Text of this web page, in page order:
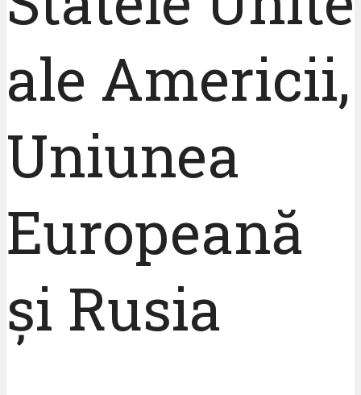
ale Americii,
Uniunea
Europeană
și Rusia